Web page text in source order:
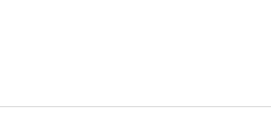
neadekvatna